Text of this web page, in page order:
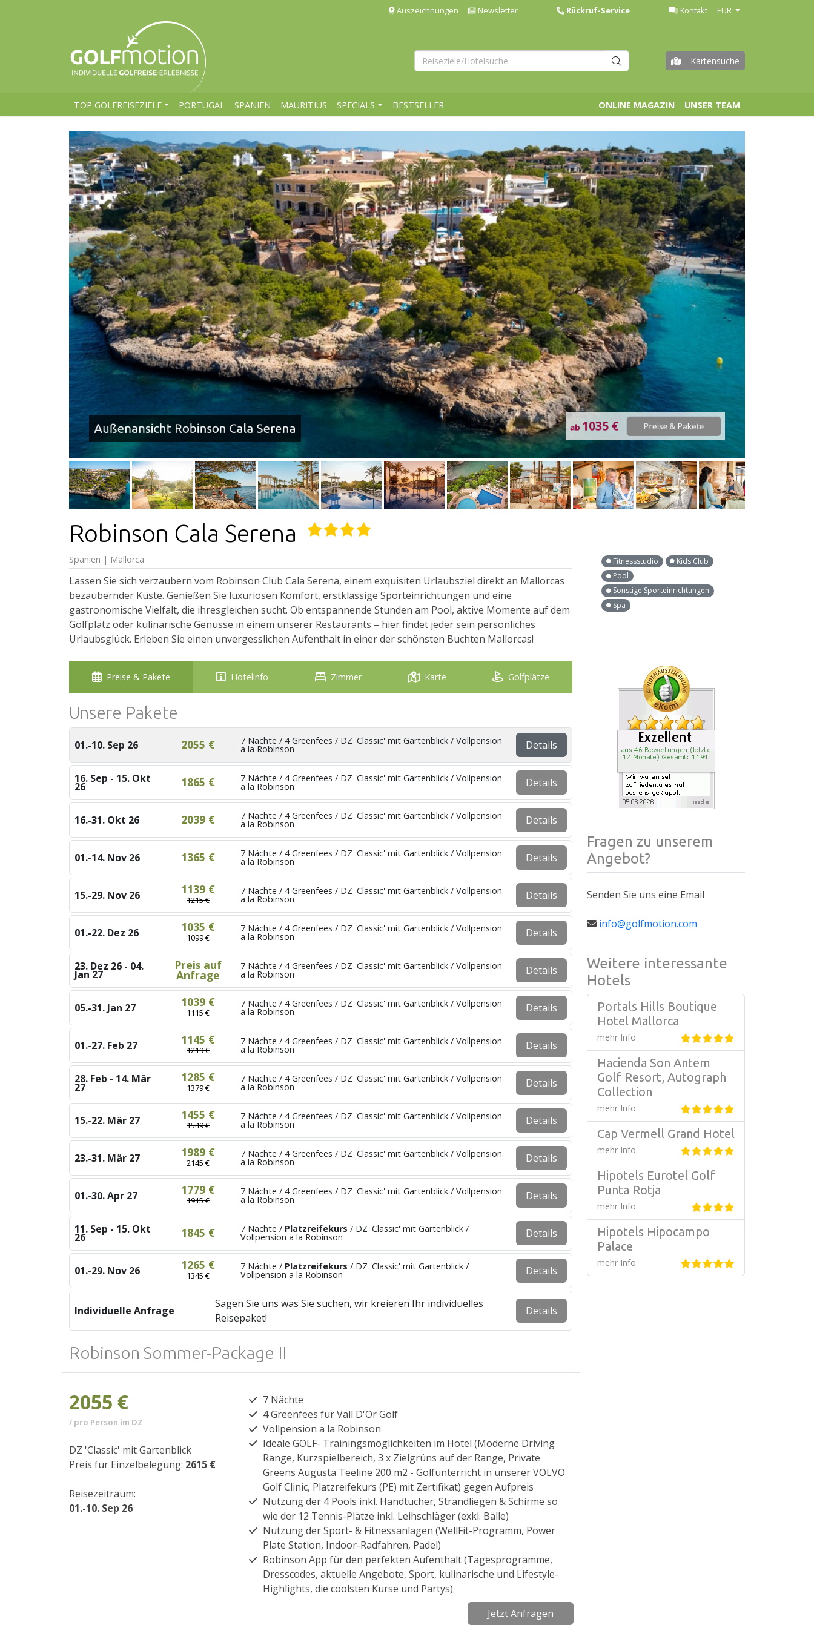
Auszeichnungen Newsletter Rückruf-Service Kontakt EUR
Kartensuche
TOP GOLFREISEZIELE PORTUGAL SPANIEN MAURITIUS SPECIALS BESTSELLER ONLINE MAGAZIN UNSER TEAM
Außenansicht Robinson Cala Serena ab 1035 € Preise & Pakete
Robinson Cala Serena
Spanien | Mallorca
Lassen Sie sich verzaubern vom Robinson Club Cala Serena, einem exquisiten Urlaubsziel direkt an Mallorcas
bezaubernder Küste. Genießen Sie luxuriösen Komfort, erstklassige Sporteinrichtungen und eine
gastronomische Vielfalt, die ihresgleichen sucht. Ob entspannende Stunden am Pool, aktive Momente auf dem
Golfplatz oder kulinarische Genüsse in einem unserer Restaurants – hier findet jeder sein persönliches
Urlaubsglück. Erleben Sie einen unvergesslichen Aufenthalt in einer der schönsten Buchten Mallorcas!
Fitnessstudio
Kids Club
Pool
Sonstige Sporteinrichtungen
Spa
Preise & Pakete Hotelinfo Zimmer Karte Golfplätze
Unsere Pakete
01.-10. Sep 26 2055 € 7 Nächte / 4 Greenfees / DZ 'Classic' mit Gartenblick / Vollpension
a la Robinson Details
16. Sep - 15. Okt
26 1865 € 7 Nächte / 4 Greenfees / DZ 'Classic' mit Gartenblick / Vollpension
a la Robinson Details
16.-31. Okt 26 2039 € 7 Nächte / 4 Greenfees / DZ 'Classic' mit Gartenblick / Vollpension
a la Robinson Details
01.-14. Nov 26 1365 € 7 Nächte / 4 Greenfees / DZ 'Classic' mit Gartenblick / Vollpension
a la Robinson Details
15.-29. Nov 26 1139 €
1215 €
7 Nächte / 4 Greenfees / DZ 'Classic' mit Gartenblick / Vollpension
a la Robinson Details
01.-22. Dez 26 1035 €
1099 €
7 Nächte / 4 Greenfees / DZ 'Classic' mit Gartenblick / Vollpension
a la Robinson Details
23. Dez 26 - 04.
Jan 27
Preis auf
Anfrage
7 Nächte / 4 Greenfees / DZ 'Classic' mit Gartenblick / Vollpension
a la Robinson Details
05.-31. Jan 27 1039 €
1115 €
7 Nächte / 4 Greenfees / DZ 'Classic' mit Gartenblick / Vollpension
a la Robinson Details
01.-27. Feb 27 1145 €
1219 €
7 Nächte / 4 Greenfees / DZ 'Classic' mit Gartenblick / Vollpension
a la Robinson Details
28. Feb - 14. Mär
27
1285 €
1379 €
7 Nächte / 4 Greenfees / DZ 'Classic' mit Gartenblick / Vollpension
a la Robinson Details
15.-22. Mär 27 1455 €
1549 €
7 Nächte / 4 Greenfees / DZ 'Classic' mit Gartenblick / Vollpension
a la Robinson Details
23.-31. Mär 27 1989 €
2145 €
7 Nächte / 4 Greenfees / DZ 'Classic' mit Gartenblick / Vollpension
a la Robinson Details
01.-30. Apr 27 1779 €
1915 €
7 Nächte / 4 Greenfees / DZ 'Classic' mit Gartenblick / Vollpension
a la Robinson Details
11. Sep - 15. Okt
26 1845 € 7 Nächte / Platzreifekurs / DZ 'Classic' mit Gartenblick /
Vollpension a la Robinson Details
01.-29. Nov 26 1265 €
1345 €
7 Nächte / Platzreifekurs / DZ 'Classic' mit Gartenblick /
Vollpension a la Robinson Details
Individuelle Anfrage
Sagen Sie uns was Sie suchen, wir kreieren Ihr individuelles
Reisepaket!
Details
Robinson Sommer-Package II
2055 €
/ pro Person im DZ
DZ 'Classic' mit Gartenblick
Preis für Einzelbelegung: 2615 €
Reisezeitraum:
01.-10. Sep 26
7 Nächte
4 Greenfees für Vall D'Or Golf
Vollpension a la Robinson
Ideale GOLF- Trainingsmöglichkeiten im Hotel (Moderne Driving
Range, Kurzspielbereich, 3 x Zielgrüns auf der Range, Private
Greens Augusta Teeline 200 m2 - Golfunterricht in unserer VOLVO
Golf Clinic, Platzreifekurs (PE) mit Zertifikat) gegen Aufpreis
Nutzung der 4 Pools inkl. Handtücher, Strandliegen & Schirme so
wie der 12 Tennis-Plätze inkl. Leihschläger (exkl. Bälle)
Nutzung der Sport- & Fitnessanlagen (WellFit-Programm, Power
Plate Station, Indoor-Radfahren, Padel)
Robinson App für den perfekten Aufenthalt (Tagesprogramme,
Dresscodes, aktuelle Angebote, Sport, kulinarische und Lifestyle-
Highlights, die coolsten Kurse und Partys)
Jetzt Anfragen
Fragen zu unserem
Angebot?
Senden Sie uns eine Email
info@golfmotion.com
Weitere interessante
Hotels
Portals Hills Boutique
Hotel Mallorca
mehr Info
Hacienda Son Antem
Golf Resort, Autograph
Collection
mehr Info
Cap Vermell Grand Hotel
mehr Info
Hipotels Eurotel Golf
Punta Rotja
mehr Info
Hipotels Hipocampo
Palace
mehr Info